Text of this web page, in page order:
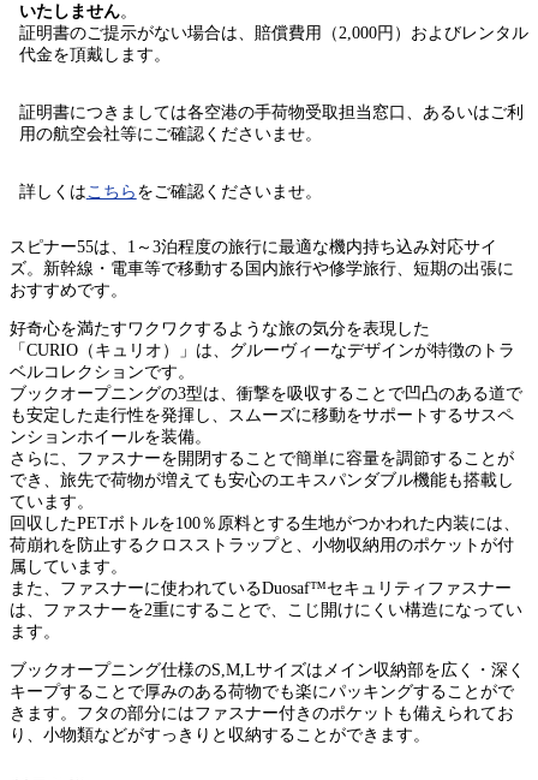
いたしません。
証明書のご提示がない場合は、賠償費用（2,000円）およびレンタル
代金を頂戴します。
証明書につきましては各空港の手荷物受取担当窓口、あるいはご利
用の航空会社等にご確認くださいませ。
詳しくは こちら をご確認くださいませ。
スピナー55は、1～3泊程度の旅行に最適な機内持ち込み対応サイ
ズ。新幹線・電車等で移動する国内旅行や修学旅行、短期の出張に
おすすめです。
好奇心を満たすワクワクするような旅の気分を表現した
「CURIO（キュリオ）」は、グルーヴィーなデザインが特徴のトラ
ベルコレクションです。
ブックオープニングの3型は、衝撃を吸収することで凹凸のある道で
も安定した走行性を発揮し、スムーズに移動をサポートするサスペ
ンションホイールを装備。
さらに、ファスナーを開閉することで簡単に容量を調節することが
でき、旅先で荷物が増えても安心のエキスパンダブル機能も搭載し
ています。
回収したPETボトルを100％原料とする生地がつかわれた内装には、
荷崩れを防止するクロスストラップと、小物収納用のポケットが付
属しています。
また、ファスナーに使われているDuosaf™セキュリティファスナー
は、ファスナーを2重にすることで、こじ開けにくい構造になってい
ます。
ブックオープニング仕様のS,M,Lサイズはメイン収納部を広く・深く
キープすることで厚みのある荷物でも楽にパッキングすることがで
きます。フタの部分にはファスナー付きのポケットも備えられてお
り、小物類などがすっきりと収納することができます。